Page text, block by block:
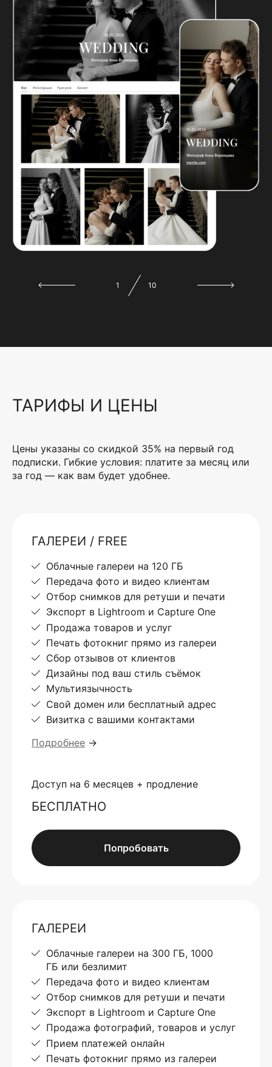
1 10
ТАРИФЫ И ЦЕНЫ
Цены указаны со скидкой 35% на первый год
подписки. Гибкие условия: платите за месяц или
за год — как вам будет удобнее.
ГАЛЕРЕИ / FREE
Облачные галереи на 120 ГБ
Передача фото и видео клиентам
Отбор снимков для ретуши и печати
Экспорт в Lightroom и Capture One
Продажа товаров и услуг
Печать фотокниг прямо из галереи
Сбор отзывов от клиентов
Дизайны под ваш стиль съёмок
Мультиязычность
Свой домен или бесплатный адрес
Визитка с вашими контактами
Подробнее →
Доступ на 6 месяцев + продление
БЕСПЛАТНО
Попробовать
ГАЛЕРЕИ
Облачные галереи на 300 ГБ, 1000
ГБ или безлимит
Передача фото и видео клиентам
Отбор снимков для ретуши и печати
Экспорт в Lightroom и Capture One
Продажа фотографий, товаров и услуг
Прием платежей онлайн
Печать фотокниг прямо из галереи